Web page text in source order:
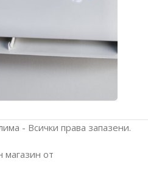
- Всички права запазени.
магазин от